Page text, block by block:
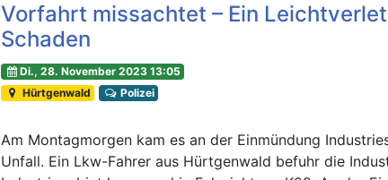
Vorfahrt missachtet – Ein
Schaden
Di., 28. November 2023 13:05
Hürtgenwald
Polizei
Am Montagmorgen kam es an der Einmündung
Unfall. Ein Lkw-Fahrer aus Hürtgenwald befuhr die